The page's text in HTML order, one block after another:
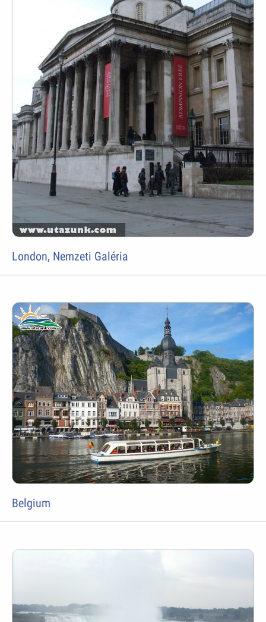
London, Nemzeti Galéria
Belgium